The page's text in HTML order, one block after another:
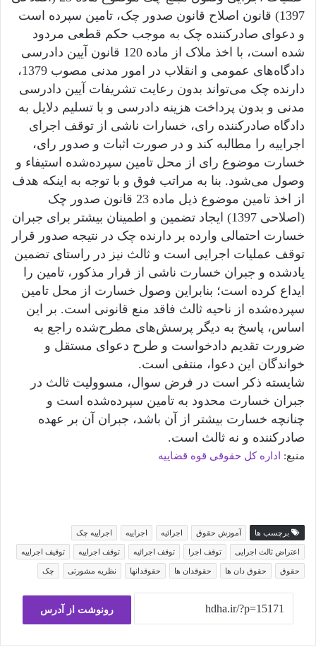
1397) قانون اصلاح قانون صدور چک، تامین سپرده است
و دعوای صادرکننده چک به موجب حکم قطعی مردود
شده است، با اخذ ملاک از ماده 120 قانون آیین دادرسی
دادگاه‌‌های عمومی و انقلاب در امور مدنی مصوب 1379،
دارنده چک می‌تواند بدون رعایت تشریفات آیین دادرسی
مدنی و بدون پرداخت هزینه دادرسی و با تسلیم دلایل به
دادگاه صادرکننده رای، خسارات ناشی از توقف اجرای
اجراییه را مطالبه کند و در صورت اثبات و صدور رای،
خسارت موضوع رای از محل تامین سپرده‌شده استیفاء و
وصول می‌شود. بنا به مراتب فوق و با توجه به اینکه هدف
از اخذ تامین موضوع ذیل ماده 23 قانون صدور چک
(اصلاحی 1397) ایجاد تضمین و اطمینان بیشتر برای جبران
خسارت احتمالی وارده بر دارنده چک در نتیجه صدور قرار
توقف عملیات اجرایی است و ثالث نیز در راستای تضمین
یادشده و جبران خسارت ناشی از قرار مذکور، تامین را
ایداع کرده است؛ بنابراین وصول خسارت از محل تامین
سپرده‌شده از ناحیه ثالث فاقد منع قانونی است. بر این
اساس، پاسخ به دیگر پرسش‌های مطرح‌شده راجع به
ضرورت تقدیم دادخواست و طرح دعوای مستقل و
خواندگان این دعوا، منتفی است.
شایسته ذکر است در فرض سوال، مسوولیت ثالث در
جبران خسارت محدود به تامین سپرده‌شده است و
چنانچه خسارت بیشتر از آن باشد، جبران آن بر عهده
صادرکننده و نه ثالث است.
منبع: اداره کل حقوقی قوه قضاییه
برچسب ها آموزش حقوق اجرائیه اجراییه اجراییه چک
اعتراض ثالث اجرایی توقف اجرا توقف اجرائیه توقف اجراییه توقیف اجراییه
حقوق حقوق دان ها حقوقدان ها حقوقدانها نظریه مشورتی چک
رونوشت از آدرس